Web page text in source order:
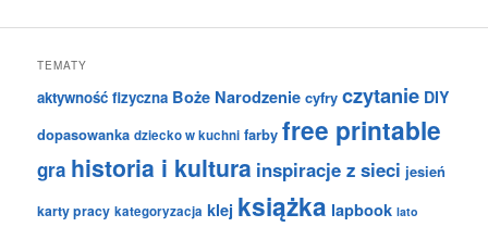
TEMATY
aktywność fizyczna Boże Narodzenie cyfry czytanie DIY
dopasowanka dziecko w kuchni farby free printable
gra historia i kultura inspiracje z sieci jesień
karty pracy kategoryzacja klej książka lapbook lato